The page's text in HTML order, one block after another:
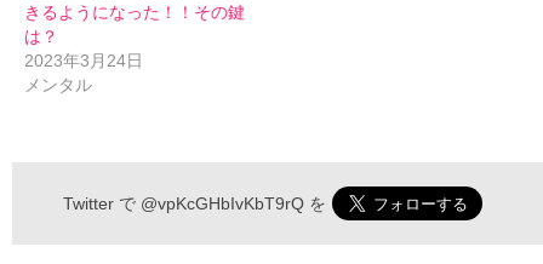
きるようになった！！その鍵
は？
2023年3月24日
メンタル
お名前 *
Twitter で @vpKcGHbIvKbT9rQ を